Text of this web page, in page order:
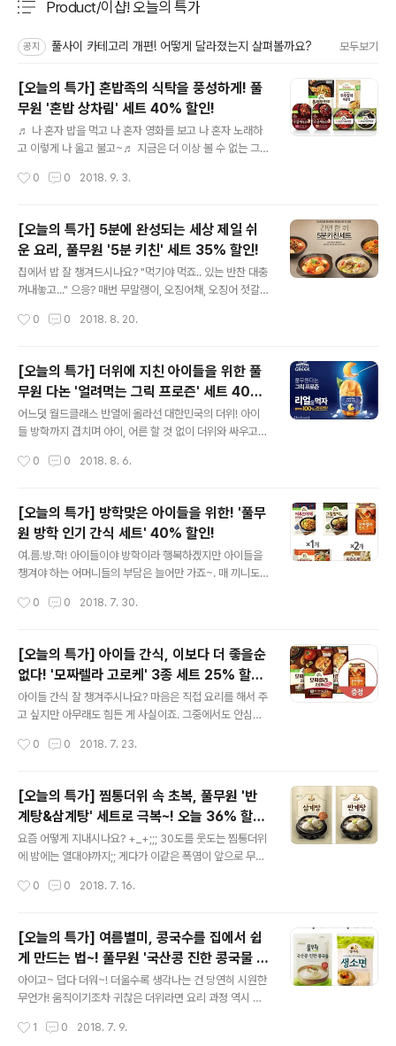
Product/이샵! 오늘의 특가
공지 풀사이 카테고리 개편! 어떻게 달라졌는지 살펴볼까요? 모두보기
[오늘의 특가] 혼밥족의 식탁을 풍성하게! 풀
무원 '혼밥 상차림' 세트 40% 할인!
♬ 나 혼자 밥을 먹고 나 혼자 영화를 보고 나 혼자 노래하
고 이렇게 나 울고 불고~♬ 지금은 더 이상 볼 수 없는 그
이별에 대한 노래였지만 후렴 가사만 보면... '혼밥러'라 불
제대로 못 챙겨먹으면 슬픔은 두 배로. ㅠ,ㅜ 그렇다고 제대
로 장을 보고 요리를 하는 건 먼나라 이야기죠. 번거롭기도
할 뿐더러 1인분만 만들 수도 없으니 먹는 것보다 버리는
게 더 많으니까요. 그럴때 필요한 것이 바로 풀무원~! 그중
에서도 집에서 먹던 엄마표 집밥의 기운이 물씬 느껴지는
야채가 듬뿍 들어있는~ 통새우 볶음밥 찰진 가마솥 밥에
0 0 2018. 9. 3.
[오늘의 특가] 5분에 완성되는 세상 제일 쉬
운 요리, 풀무원 '5분 키친' 세트 35% 할인!
집에서 밥 잘 챙겨드시나요? "먹기야 먹죠.. 있는 반찬 대충
꺼내놓고..." 으응? 매번 무말랭이, 오징어채, 오징어 젓갈,
보글보글~ 얼큰한 찌개, 아삭아삭~ 콩나물찜 같은 요리는
집밥이 그리운 날~! 5분이면 완성되는 세상 제일 쉬운 요
리, 풀무원 '5분 키친' 시리즈를 데려가세요~! 풀무원 '5분
키친'과 함께라면 찌개면 찌개, 국이면 국, 찜이면 찜, 뚝딱
뚝딱 5분이면 완성된답니다~. 아니, 국, 찌개, 찜이 얼마나
번거로운 요리인데 5분에 완성되냐구요? 풀무원 '5분 키
양념장, 육수, 건더기에 순두부, 콩나물 등 메인재..
0 0 2018. 8. 20.
[오늘의 특가] 더위에 지친 아이들을 위한 풀
무원 다논 '얼려먹는 그릭 프로즌' 세트 40%
할인!
어느덧 월드클래스 반열에 올라선 대한민국의 더위! 아이
들 방학까지 겹치며 아이, 어른 할 것 없이 더위와 싸우고
도 시원한 무언가 뿐이죠? 아이들에게 아이스크림을 꺼내
로~~~~~~ 풀무원다논에서 야심차게 선보인~ 시원하게
얼려먹는 요거트~ '얼려먹는 그릭 프로즌'은 어떠신가요?
^^ 그릭 요거트의 진한 풍미가 입안을 즐겁게! 얼려도 살아
있는 유산균~ 더욱 여름날 건강하게! 요거트 함량을 줄여
만든 일반 요거트 아이스크림과 달리 아이스크림처럼 맛있
도록 셔벗과 아이스크림의 중간 제형으로 얼려도 살아있는
0 0 2018. 8. 6.
[오늘의 특가] 방학맞은 아이들을 위한! '풀무
원 방학 인기 간식 세트' 40% 할인!
여.름.방.학! 아이들이야 방학이라 행복하겠지만 아이들을
챙겨야 하는 어머니들의 부담은 늘어만 가죠~. 매 끼니도
로는 모자랄 지경? 자, 우리의 해결맨 풀반장~ '아이들이
도와드리자!' 라는 마음으로~~ 풀무원샵의 파격할인전 '오
늘의 특가'에 올라온 방학 인기 간식 세트를 소개해드리려
구요~! 큼직한 해산물과 야채를 철판에 볶아만든 씨푸드야
채 철판볶음밥 대파와 마늘 풍미가 은은~ 그릴&함박 철판
볶음밥 먹는 순간 반해버리는 특별한 핫도그 모짜렐라 핫
즙을 머금은 정통 딤섬의 맛! 육즙듬뿍만두 아이들의 취향
0 0 2018. 7. 30.
[오늘의 특가] 아이들 간식, 이보다 더 좋을순
없다! '모짜렐라 고로케' 3종 세트 25% 할인!
(모짜렐라 핫도그 증정)
아이들 간식 잘 챙겨주시나요? 마음은 직접 요리를 해서 주
고 싶지만 아무래도 힘든 게 사실이죠. 그중에서도 안심하
랑~ ㅎㅎ) 올바른 핫도그를 비롯 수많은 인기 간식들을 선
바로~ 모짜렐라 고로케인데요. 불고기 어니언, 콤비네이
션, 베이컨 감자. 총 3종이구요. 이름에서 알 수 있듯 듬뿍
들어 있는 모짜렐라 치즈와 토핑이 일품이죠! 모짜렐라 치
즈가 얼마나 많이 들어있냐하면 속재료 중 모짜렐라 치즈
의 비율이 무려 40% 이상!!! 모짜렐라 고로케을 한입 베어
~! 전자레인지에 데워도 겉이 바삭바삭~! 최적의 수분함량
0 0 2018. 7. 23.
[오늘의 특가] 찜통더위 속 초복, 풀무원 '반
계탕&삼계탕' 세트로 극복~! 오늘 36% 할
인!
요즘 어떻게 지내시나요? +_+;;; 30도를 웃도는 찜통더위
에 밤에는 열대야까지;; 게다가 이같은 폭염이 앞으로 무려
힘차게 이겨내며 건강한 여름나기에 성공하려면 필요한 건
도 보충하고~ 나쁜 성분은 몸밖으로 배출하고~ 땀을 흘려
서 체온도 내리고~ 일석삼조의 효과를 낼 수 있답니다~.
그중에서도 아이들도 맛있게 먹을 수 있는 보양식~!! 바로
삼계탕은 어떠신가요? 찹쌀로 속을 채운 국내산 닭을 푹 고
아 깊고 진한 맛이 일품인 삼계탕은 이제 여름 보양식 뿐만
식으로 자리매김했는데요. 이름만 들어도 힘이 날 것만 같
0 0 2018. 7. 16.
[오늘의 특가] 여름별미, 콩국수를 집에서 쉽
게 만드는 법~! 풀무원 '국산콩 진한 콩국물 &
생소면 세트' 40% 할인!
아이고~ 덥다 더워~! 더울수록 생각나는 건 당연히 시원한
무언가! 움직이기조차 귀찮은 더위라면 요리 과정 역시 간
풀반장의 여름면 제안! 기분전환 삼아 고소~~한 콩국수는
1 0 2018. 7. 9.